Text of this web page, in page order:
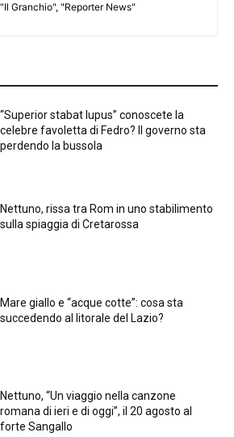
Granchio", "Reporter News"
“Superior stabat lupus” conoscete la
celebre favoletta di Fedro? Il governo sta
perdendo la bussola
Nettuno, rissa tra Rom in uno stabilimento
sulla spiaggia di Cretarossa
Mare giallo e “acque cotte”: cosa sta
succedendo al litorale del Lazio?
Nettuno, “Un viaggio nella canzone
romana di ieri e di oggi”, il 20 agosto al
forte Sangallo